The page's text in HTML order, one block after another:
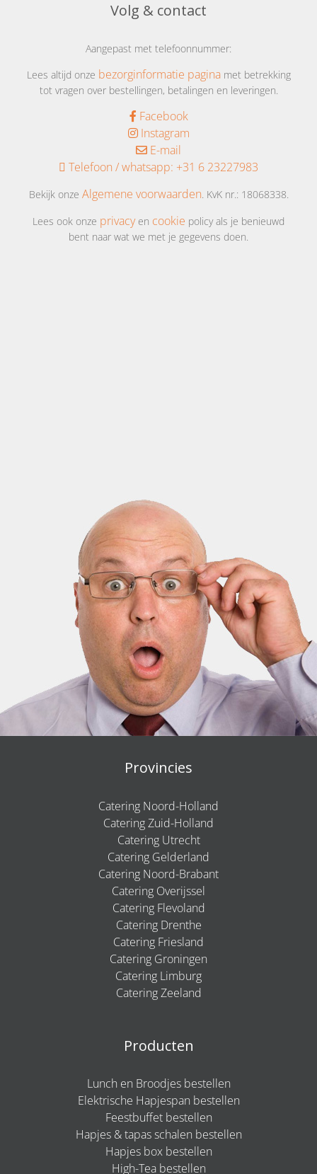
Volg & contact
Aangepast met telefoonnummer:
Lees altijd onze bezorginformatie paginamet betrekking
tot vragen over bestellingen, betalingen en leveringen.
Facebook
Instagram
E-mail
Telefoon / whatsapp: +31 6 23227983
Bekijk onze Algemene voorwaarden. KvK nr.: 18068338.
Lees ook onze privacyen cookie policy als je benieuwd
bent naar wat we met je gegevens doen.
Provincies
Catering Noord-Holland
Catering Zuid-Holland
Catering Utrecht
Catering Gelderland
Catering Noord-Brabant
Catering Overijssel
Catering Flevoland
Catering Drenthe
Catering Friesland
Catering Groningen
Catering Limburg
Catering Zeeland
Producten
Lunch en Broodjes bestellen
Elektrische Hapjespan bestellen
Feestbuffet bestellen
Hapjes & tapas schalen bestellen
Hapjes box bestellen
High-Tea bestellen